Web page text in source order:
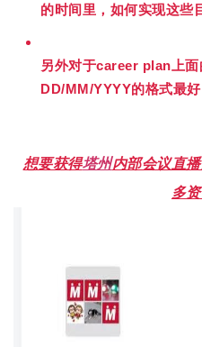
的时间里，如何实现这些
另外对于career plan上
DD/MM/YYYY的格式最好
想要获得塔州内部会议直
多